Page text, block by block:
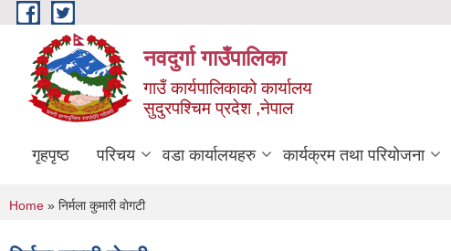
Skip to main content
नवदुर्गा गाउँपालिका
गाउँ कार्यपालिकाको कार्यालय
सुदुरपश्चिम प्रदेश ,नेपाल
गृहपृष्ठ परिचय वडा कार्यालयहरु कार्यक्रम तथा परियोजना
You are here
Home » निर्मला कुमारी वाेगटी